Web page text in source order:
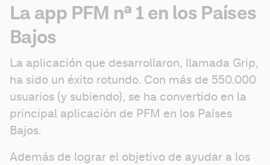
La app PFM nª 1 en los Países
Bajos
La aplicación que desarrollaron, llamada Grip,
ha sido un éxito rotundo. Con más de 550.000
usuarios (y subiendo), se ha convertido en la
principal aplicación de PFM en los Países
Bajos.
Además de lograr el objetivo de ayudar a los